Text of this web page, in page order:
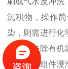
沉积物，操作
染，则需进行化
（氧化去除有机
剂，将膜组件